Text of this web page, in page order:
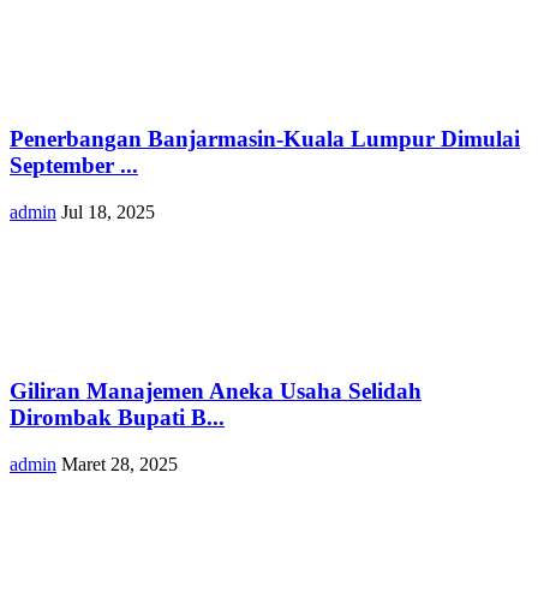
Penerbangan Banjarmasin-Kuala Lumpur Dimulai
September ...
admin Jul 18, 2025
Giliran Manajemen Aneka Usaha Selidah
Dirombak Bupati B...
admin Maret 28, 2025